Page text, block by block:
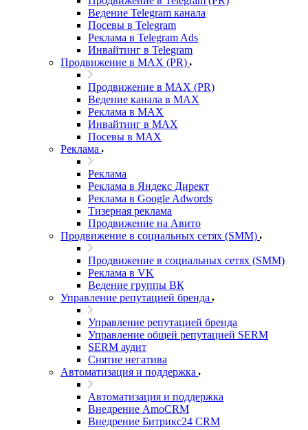
Ведение Telegram канала
Посевы в Telegram
Реклама в Telegram Ads
Инвайтинг в Telegram
Продвижение в MAX (PR)
Продвижение в MAX (PR)
Ведение канала в MAX
Реклама в MAX
Инвайтинг в MAX
Посевы в MAX
Реклама
Реклама
Реклама в Яндекс Директ
Реклама в Google Adwords
Тизерная реклама
Продвижение на Авито
Продвижение в социальных сетях (SMM)
Продвижение в социальных сетях (SMM)
Реклама в VK
Ведение группы ВК
Управление репутацией бренда
Управление репутацией бренда
Управление общей репутацией SERM
SERM аудит
Снятие негатива
Автоматизация и поддержка
Автоматизация и поддержка
Внедрение AmoCRM
Внедрение Битрикс24 CRM